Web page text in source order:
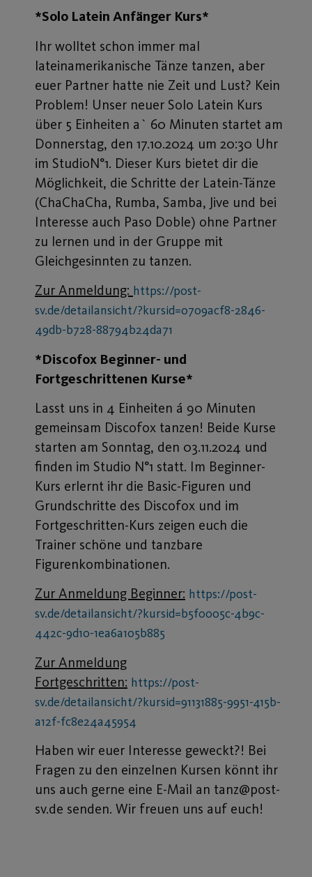
*Solo Latein Anfänger Kurs*
Ihr wolltet schon immer mal
lateinamerikanische Tänze tanzen, aber
euer Partner hatte nie Zeit und Lust? Kein
Problem! Unser neuer Solo Latein Kurs
über 5 Einheiten a` 60 Minuten startet am
Donnerstag, den 17.10.2024 um 20:30 Uhr
im StudioN°1. Dieser Kurs bietet dir die
Möglichkeit, die Schritte der Latein-Tänze
(ChaChaCha, Rumba, Samba, Jive und bei
Interesse auch Paso Doble) ohne Partner
zu lernen und in der Gruppe mit
Gleichgesinnten zu tanzen.
Zur Anmeldung: https://post-
sv.de/detailansicht/?kursid=0709acf8-2846-
49db-b728-88794b24da71
*Discofox Beginner- und
Fortgeschrittenen Kurse*
Lasst uns in 4 Einheiten á 90 Minuten
gemeinsam Discofox tanzen! Beide Kurse
starten am Sonntag, den 03.11.2024 und
finden im Studio N°1 statt. Im Beginner-
Kurs erlernt ihr die Basic-Figuren und
Grundschritte des Discofox und im
Fortgeschritten-Kurs zeigen euch die
Trainer schöne und tanzbare
Figurenkombinationen.
Zur Anmeldung Beginner: https://post-
sv.de/detailansicht/?kursid=b5f0005c-4b9c-
442c-9d10-1ea6a105b885
Zur Anmeldung
Fortgeschritten: https://post-
sv.de/detailansicht/?kursid=91131885-9951-415b-
a12f-fc8e24a45954
Haben wir euer Interesse geweckt?! Bei
Fragen zu den einzelnen Kursen könnt ihr
uns auch gerne eine E-Mail an tanz@post-
sv.de senden. Wir freuen uns auf euch!